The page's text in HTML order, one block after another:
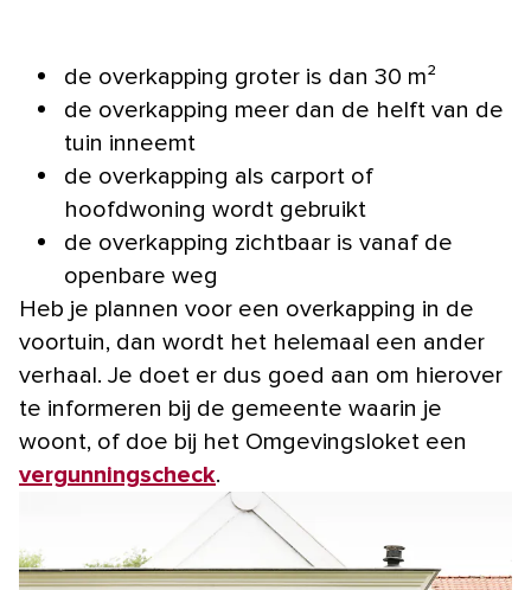
de overkapping groter is dan 30 m²
de overkapping meer dan de helft van de
tuin inneemt
de overkapping als carport of
hoofdwoning wordt gebruikt
de overkapping zichtbaar is vanaf de
openbare weg
Heb je plannen voor een overkapping in de
voortuin, dan wordt het helemaal een ander
verhaal. Je doet er dus goed aan om hierover
te informeren bij de gemeente waarin je
woont, of doe bij het Omgevingsloket een
vergunningscheck.